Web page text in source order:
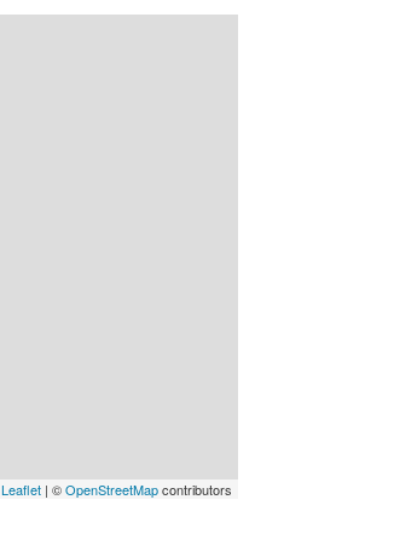
Leaflet| ©OpenStreetMapcontributors